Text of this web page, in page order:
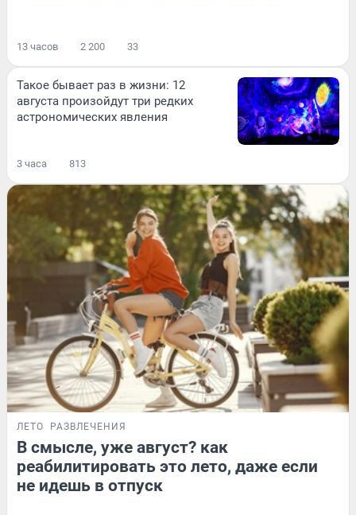
13 часов 2 200 33
Такое бывает раз в жизни: 12
августа произойдут три редких
астрономических явления
3 часа 813
ЛЕТО РАЗВЛЕЧЕНИЯ
В смысле, уже август? как
реабилитировать это лето, даже если
не идешь в отпуск